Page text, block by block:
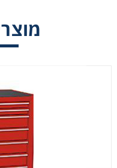
Chromatography
Liquid Handling